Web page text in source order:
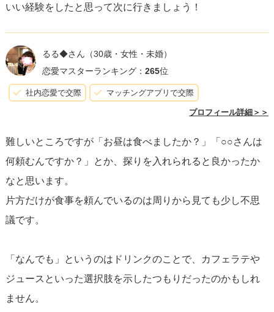
になるのも良いでしょう。思い切って「楽しい時間を過ご
せたと感じているけれど、何か気になることがあった
か？」と問いかけてみるのも一つの手です。これにより、
誤解を解くこともできるでしょう。
いい経験をしたと思って次に行きましょう！
るる◆さん （30歳・女性・未婚）
恋愛マスターランキング： 265位
社内恋愛で交際 マッチングアプリで交際
プロフィール詳細＞＞
難しいところですが「お昼は食べましたか？」「○○さんは
何頼むんですか？」とか、探りを入れられると良かったか
なと思います。
片方だけが食事を頼んでいるのは周りから見ても少し不思
議です。
「なんでも」というのはドリンクのことで、カフェラテや
ジュースといった選択肢を示したつもりだったのかもしれ
ません。